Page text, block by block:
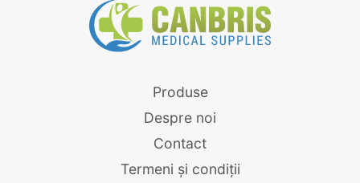
Produse
Despre noi
Contact
Termeni și condiții